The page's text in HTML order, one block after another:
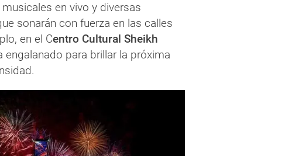
en vivo y diversas
sonarán con fuerza en las calles
en el Centro Cultural Sheikh
engalanado para brillar la próxima